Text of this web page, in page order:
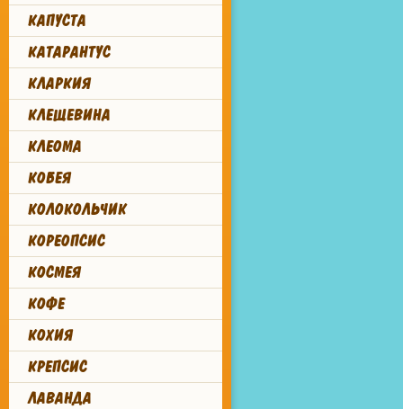
КАПУСТА
КАТАРАНТУС
КЛАРКИЯ
КЛЕЩЕВИНА
КЛЕОМА
КОБЕЯ
КОЛОКОЛЬЧИК
КОРЕОПСИС
КОСМЕЯ
КОФЕ
КОХИЯ
КРЕПСИС
ЛАВАНДА